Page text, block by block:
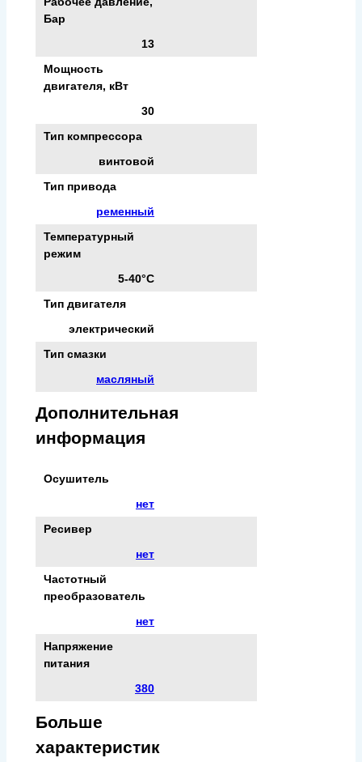
Бар
13
Мощность
двигателя, кВт
30
Тип компрессора
винтовой
Тип привода
ременный
Температурный
режим
5-40°C
Тип двигателя
электрический
Тип смазки
масляный
Дополнительная
информация
Осушитель
нет
Ресивер
нет
Частотный
преобразователь
нет
Напряжение
питания
380
Больше
характеристик